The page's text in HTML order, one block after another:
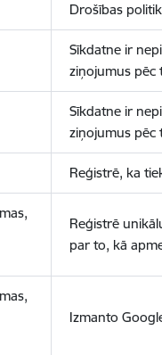
Drošības
Sīkdatne ir
ziņojumus pēc
Sīkdatne ir
ziņojumus pēc
Reģistrē, ka
Reģistrē
par to, kā
Izmanto